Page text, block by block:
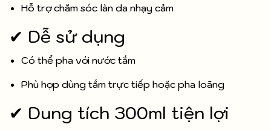
Hỗ trợ chăm sóc làn da nhạy cảm
✔ Dễ sử dụng
Có thể pha với nước tắm
Phù hợp dùng tắm trực tiếp hoặc pha loãng
✔ Dung tích 300ml tiện lợi